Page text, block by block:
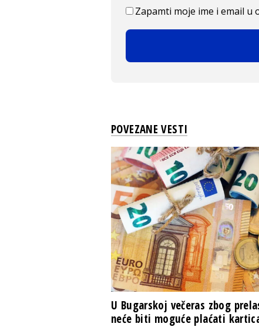
Zapamti moje ime i email u
POVEZANE VESTI
U Bugarskoj večeras zbog
neće biti moguće plaćati